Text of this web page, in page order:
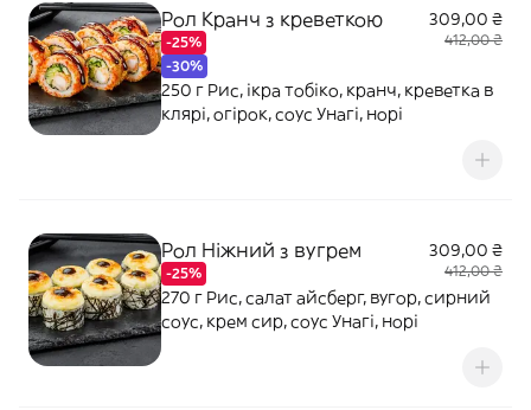
Рол Кранч з креветкою
-25%
-30%
309,00 ₴
412,00 ₴
250 г Рис, ікра тобіко, кранч, креветка в
клярі, огірок, соус Унагі, норі
Рол Ніжний з вугрем
-25%
309,00 ₴
412,00 ₴
270 г Рис, салат айсберг, вугор, сирний
соус, крем сир, соус Унагі, норі